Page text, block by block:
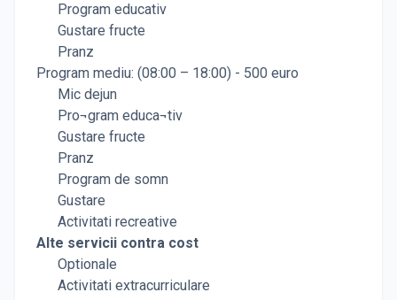
Program educativ
Gustare fructe
Pranz
Program mediu: (08:00 – 18:00) - 500 euro
Mic dejun
Pro¬gram educa¬tiv
Gustare fructe
Pranz
Program de somn
Gustare
Activitati recreative
Alte servicii contra cost
Optionale
Activitati extracurriculare